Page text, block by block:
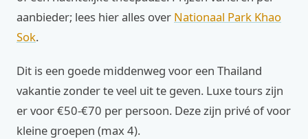
aanbieder; lees hier alles over Nationaal Park Khao
Sok.
Dit is een goede middenweg voor een Thailand
vakantie zonder te veel uit te geven. Luxe tours zijn
er voor €50-€70 per persoon. Deze zijn privé of voor
kleine groepen (max 4).